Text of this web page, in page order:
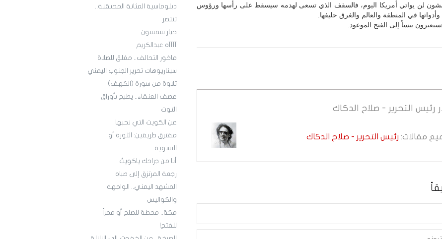
دبلوماسية المثانة المحتقنة..
تنتصر
خيار شمشون
آآآآه عبدالكريم
ماخور التحالف.. مغلق للصلاة
سيناريوهات تحرير الجنوب اليمني
تلاوة من سورة (الكهف)
عصف العنقاء.. يطيح بأوراق
التوت
عن الكويت التي نحبها
مفترق طريقين: الثورة أو
التسوية
أنا من جراحك ياكويتُ
رجعة المرتزق إلى صباه
المشهد اليمني.. الواجهة
والكواليس
مكة.. محطة للصلح أو ممراً
للفتح!
لن يواتي أمريكا اليوم، فالسقف الذي تسعى لهدمه سيسقط على رأسها ورؤوس
وأدواتها في المنطقة والعالم والغرق حليفها.
يبساً إلى الفتح الموعود.
رئيس التحرير - صلاح الدكاك
مقالات: رئيس التحرير - صلاح الدكاك